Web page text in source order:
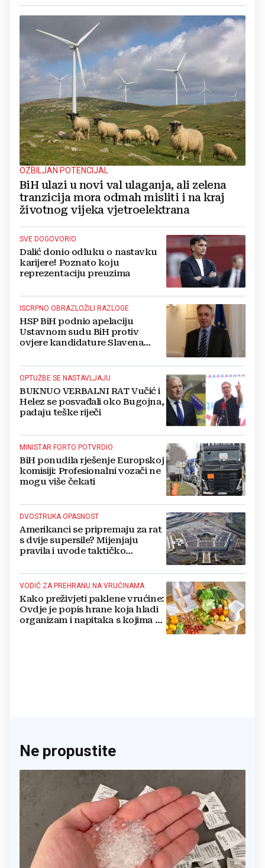
OZBILJAN POTENCIJAL
BiH ulazi u novi val ulaganja, ali zelena
tranzicija mora odmah misliti i na kraj
životnog vijeka vjetroelektrana
SVE DOGOVORIO
Dalić donio odluku o nastavku
karijere! Poznato koju
reprezentaciju preuzima
ISCRPNO OBRAZLOŽILI RAZLOGE
HSP BiH podnio apelaciju
Ustavnom sudu BiH protiv
ovjere kandidature Slavena
OPTUŽBE SE NASTAVLJAJU
BUKNUO VERBALNI RAT Vučić i
Helez se posvađali oko Bugojna,
padaju teške riječi
MINISTAR FORTO POTVRDIO
BiH ponudila rješenje Europskoj
komisiji: Profesionalni vozači ne
mogu više čekati
DVOSTRUKA OPASNOST
Amerikanci se pripremaju za rat
s dvije supersile? Mijenjaju
pravila i uvode taktičko
VODIČ ZA PREHRANU NA VRUĆINAMA
Kako preživjeti paklene vrućine:
Ovdje je popis hrane koja hladi
organizam i napitaka s kojima si
Ne propustite